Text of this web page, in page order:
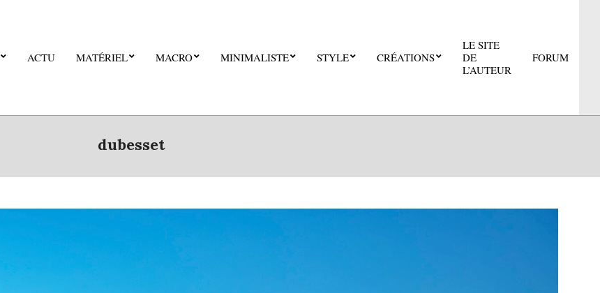
ACTU MATÉRIEL MACRO MINIMALISTE STYLE CRÉATIONS
LE SITE
DE
L’AUTEUR
FORUM
dubesset